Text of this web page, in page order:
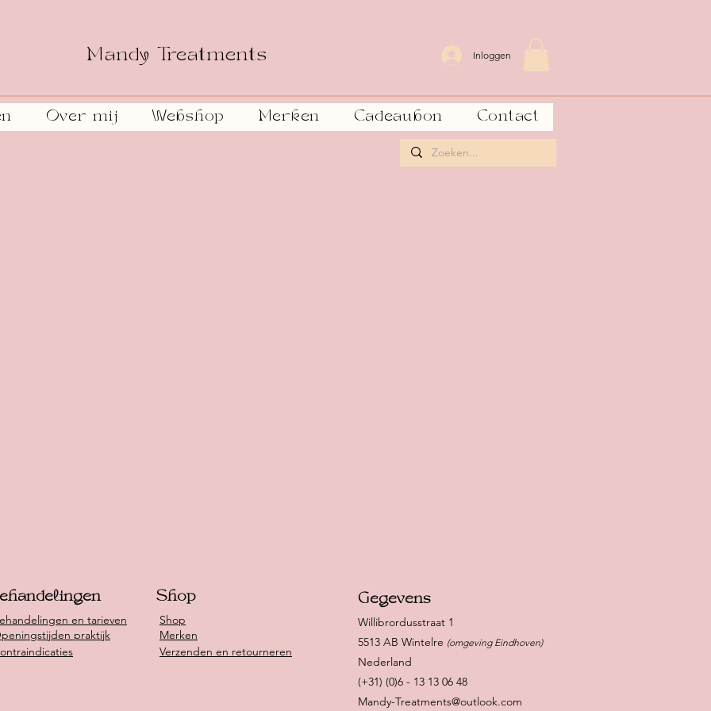
Mandy Treatments Inloggen
Over mij Webshop Merken Cadeaubon Contact
en tarieven
praktijk
Shop
Shop
Merken
Verzenden en retourneren
Gegevens
Willibrordusstraat 1
5513 AB Wintelre (omgeving Eindhoven)
Nederland
(+31) (0)6 - 13 13 06 48
Mandy-Treatments@outlook.com